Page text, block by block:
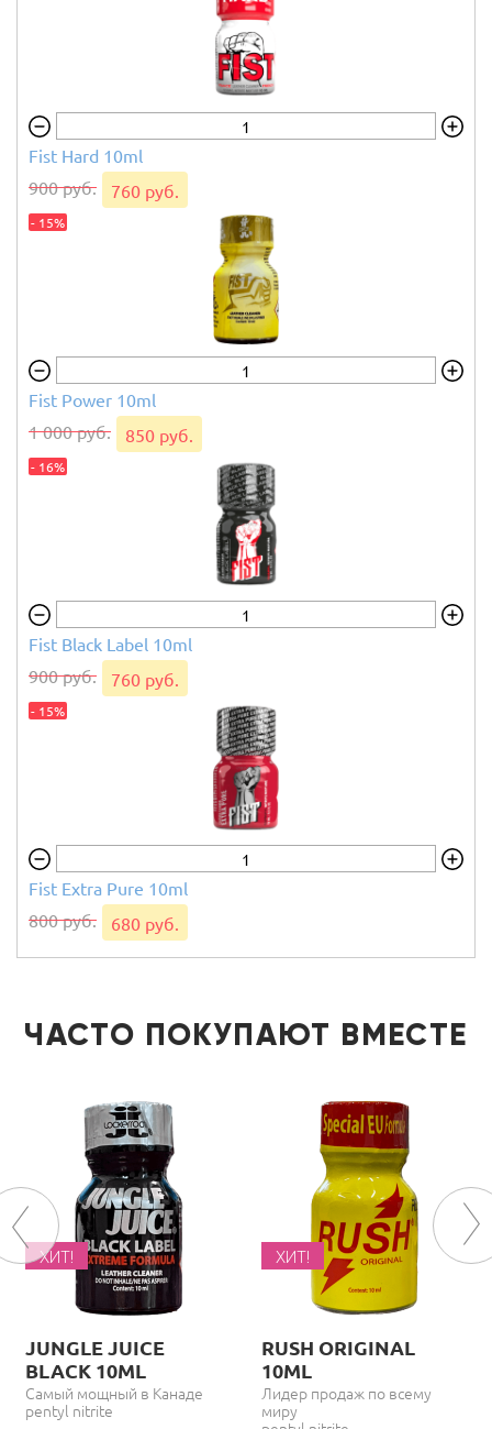
2 из 10
выберите вариант товара
3 600 руб.
100 ml
выберите вариант товара
1 400 руб.
4 из 10
Fist IT Hybrid 500 ml
- 15%
Fist IT Silicone 500 ml
9 900 руб.
8 410 руб.
6 из 10
Fist Hard 10ml
900 руб.
760 руб.
- 15%
Fist Power 10ml
1 000 руб.
850 руб.
- 16%
Fist Black Label 10ml
900 руб.
760 руб.
- 15%
Fist Extra Pure 10ml
800 руб.
680 руб.
ЧАСТО ПОКУПАЮТ ВМЕСТЕ
ХИТ!
JUNGLE JUICE
BLACK 10ML
Самый мощный в Канаде
pentyl nitrite
ХИТ!
RUSH ORIGINAL
10ML
Лидер продаж по всему
миру